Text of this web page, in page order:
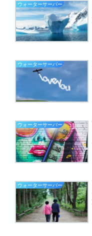
ウォーターサーバー
ウォーターサーバー
ウォーターサーバー
ウォーターサーバー